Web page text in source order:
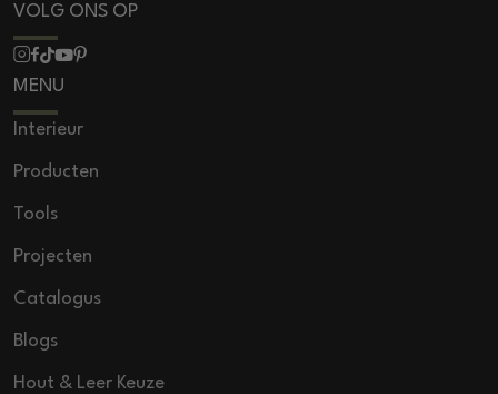
VOLG ONS OP
MENU
Interieur
Producten
Tools
Projecten
Catalogus
Blogs
Hout & Leer Keuze